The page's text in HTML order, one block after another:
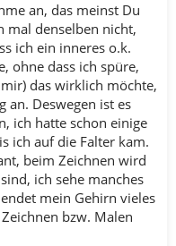
an, das meinst Du
mal denselben nicht,
ich ein inneres o.k.
ohne dass ich spüre,
das wirklich möchte,
an. Deswegen ist es
ich hatte schon einige
ich auf die Falter kam.
beim Zeichnen wird
ich sehe manches
mein Gehirn vieles
bzw. Malen